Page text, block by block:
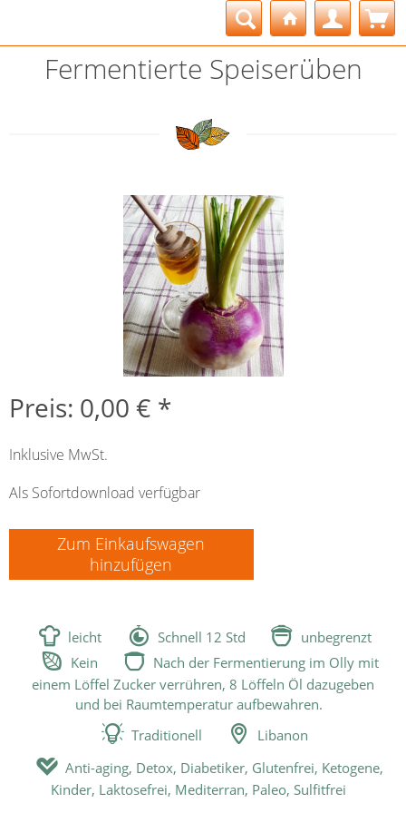
Fermentierte Speiserüben
Preis: 0,00 € *
Inklusive MwSt.
Als Sofortdownload verfügbar
Zum Einkaufswagen
hinzufügen
 leicht  Schnell 12 Std  unbegrenzt
 Kein  Nach der Fermentierung im Olly mit
einem Löffel Zucker verrühren, 8 Löffeln Öl dazugeben
und bei Raumtemperatur aufbewahren.
 Traditionell  Libanon
 Anti-aging, Detox, Diabetiker, Glutenfrei, Ketogene,
Kinder, Laktosefrei, Mediterran, Paleo, Sulfitfrei